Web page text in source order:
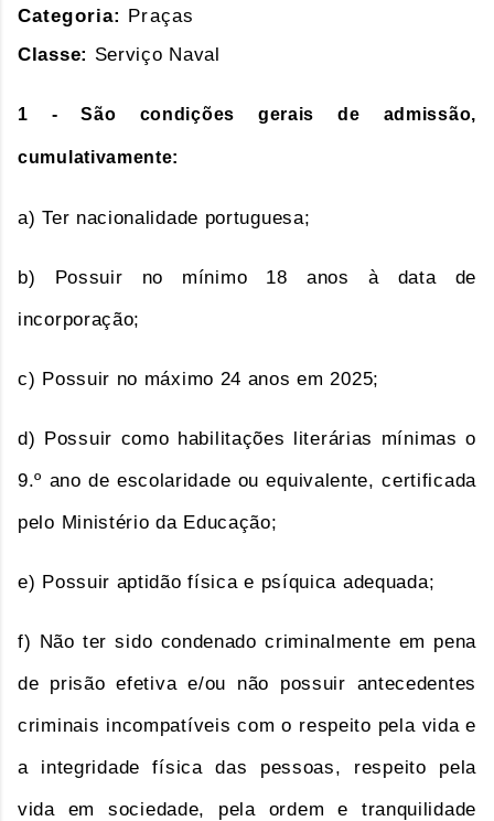
Categoria: Praças
Classe: Serviço Naval
1 - São condições gerais de admissão,
cumulativamente:
a) Ter nacionalidade portuguesa;
b) Possuir no mínimo 18 anos à data de
incorporação;
c) Possuir no máximo 24 anos em 2025;
d) Possuir como habilitações literárias mínimas o
9.º ano de escolaridade ou equivalente, certificada
pelo Ministério da Educação;
e) Possuir aptidão física e psíquica adequada;
f) Não ter sido condenado criminalmente em pena
de prisão efetiva e/ou não possuir antecedentes
criminais incompatíveis com o respeito pela vida e
a integridade física das pessoas, respeito pela
vida em sociedade, pela ordem e tranquilidade